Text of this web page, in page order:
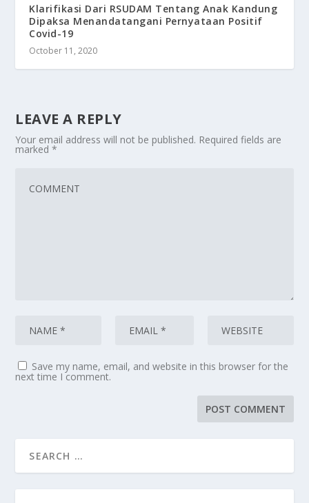
Klarifikasi Dari RSUDAM Tentang Anak Kandung
Dipaksa Menandatangani Pernyataan Positif
Covid-19
October 11, 2020
LEAVE A REPLY
Your email address will not be published. Required fields are
marked*
Save my name, email, and website in this browser for the
next time I comment.